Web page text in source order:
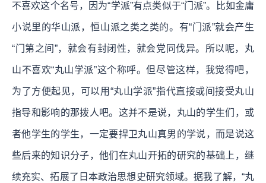
不喜欢这个名号，因为“学派”有点类似于“门派”。比如金庸
小说里的华山派，恒山派之类之类的。有“门派”就会产生
“门第之间”，就会有封闭性，就会党同伐异。所以呢，丸
山不喜欢“丸山学派”这个称呼。但尽管这样，我觉得吧，
为了方便起见，可以用“丸山学派”指代直接或间接受丸山
指导和影响的那拨人吧。这并不是说，丸山的学生们，或
者他学生的学生，一定要捍卫丸山真男的学说，而是说这
些后来的知识分子，他们在丸山开拓的研究的基础上，继
续充实、拓展了日本政治思想史研究领域。据我了解，“丸